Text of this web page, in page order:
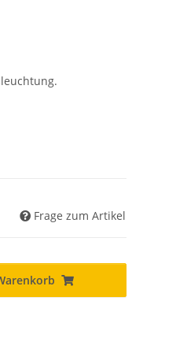
Frage zum Artikel